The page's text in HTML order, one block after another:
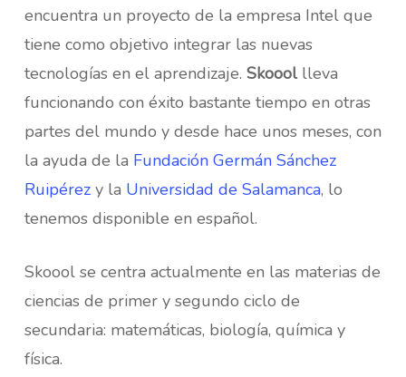
encuentra un proyecto de la empresa Intel que
tiene como objetivo integrar las nuevas
tecnologías en el aprendizaje. Skooollleva
funcionando con éxito bastante tiempo en otras
partes del mundo y desde hace unos meses, con
la ayuda de la Fundación Germán Sánchez
Ruipérezy la Universidad de Salamanca, lo
tenemos disponible en español.
Skoool se centra actualmente en las materias de
ciencias de primer y segundo ciclo de
secundaria: matemáticas, biología, química y
física.